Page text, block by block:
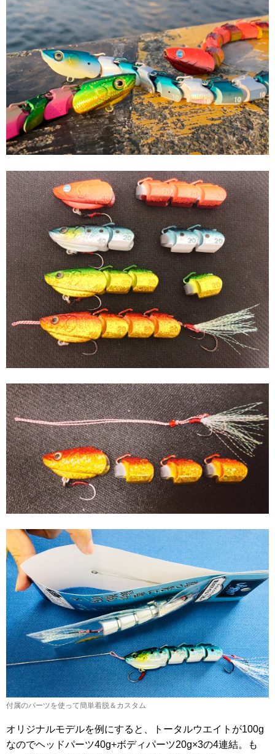
付属のパーツを使って簡単着脱＆カスタム
オリジナルモデルを例にすると、トータルウエイトが100g
なのでヘッドパーツ40g+ボディパーツ20g×3の4連結。も